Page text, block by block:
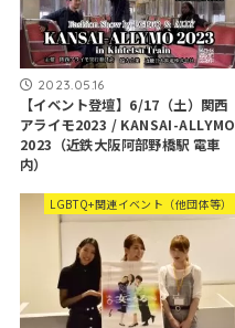
2023.05.16
【イベント登壇】6/17（土）関西
アライモ2023 / KANSAI-ALLYMO
2023（近鉄大阪阿部野橋駅 電車
内）
LGBTQ+関連イベント（他団体等）